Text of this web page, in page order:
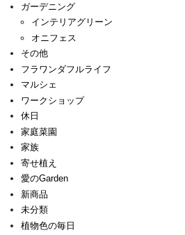
ガーデニング
インテリアグリーン
オニフェス
その他
フラワンダフルライフ
マルシェ
ワークショップ
休日
家庭菜園
家族
寄せ植え
愛のGarden
新商品
未分類
植物色の毎日